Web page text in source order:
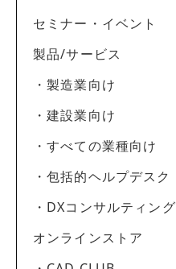
セミナー・イベント
製品/サービス
・製造業向け
・建設業向け
・すべての業種向け
・包括的ヘルプデスク
・DXコンサルティング
オンラインストア